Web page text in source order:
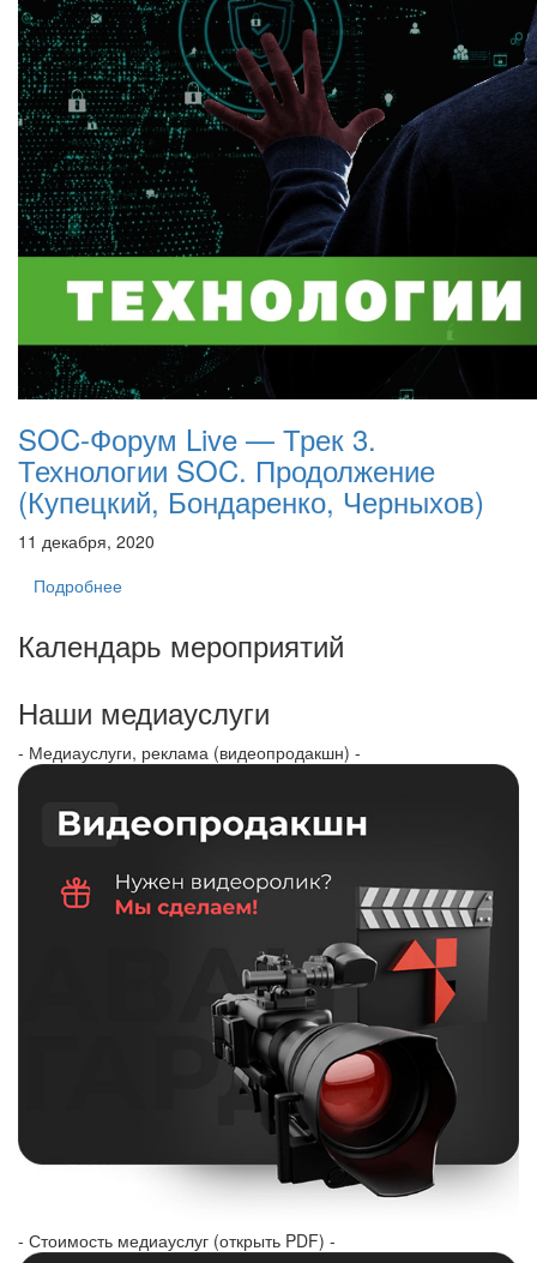
SOC-Форум Live — Трек 3.
Технологии SOC. Продолжение
(Купецкий, Бондаренко, Черныхов)
11 декабря, 2020
Подробнее
Календарь мероприятий
Наши медиауслуги
- Медиауслуги, реклама (видеопродакшн) -
- Стоимость медиауслуг (открыть PDF) -